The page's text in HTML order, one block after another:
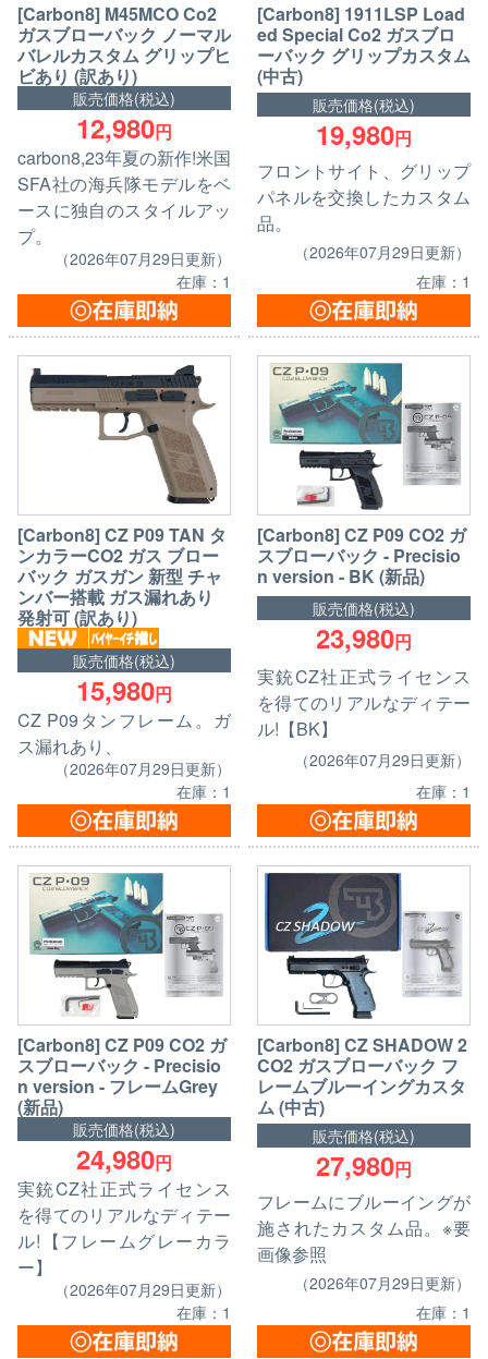
[Carbon8] M45MCO Co2
ガスブローバック ノーマル
バレルカスタム グリップヒ
ビあり (訳あり)
販売価格(税込)
12,980円
carbon8,23年夏の新作!米国
SFA社の海兵隊モデルをベ
ースに独自のスタイルアッ
プ。
（2026年07月29日更新）
在庫：1
[Carbon8] 1911LSP Load
ed Special Co2 ガスブロ
ーバック グリップカスタム
(中古)
販売価格(税込)
19,980円
フロントサイト、グリップ
パネルを交換したカスタム
品。
（2026年07月29日更新）
在庫：1
[Carbon8] CZ P09 TAN タ
ンカラーCO2 ガス ブロー
バック ガスガン 新型 チャ
ンバー搭載 ガス漏れあり
発射可 (訳あり)
販売価格(税込)
15,980円
CZ P09タンフレーム。ガ
ス漏れあり、
（2026年07月29日更新）
在庫：1
[Carbon8] CZ P09 CO2 ガ
スブローバック - Precisio
n version - BK (新品)
販売価格(税込)
23,980円
実銃CZ社正式ライセンス
を得てのリアルなディテー
ル!【BK】
（2026年07月29日更新）
在庫：1
[Carbon8] CZ P09 CO2 ガ
スブローバック - Precisio
n version - フレームGrey
(新品)
販売価格(税込)
24,980円
実銃CZ社正式ライセンス
を得てのリアルなディテー
ル!【フレームグレーカラ
ー】
（2026年07月29日更新）
在庫：1
[Carbon8] CZ SHADOW 2
CO2 ガスブローバック フ
レームブルーイングカスタ
ム (中古)
販売価格(税込)
27,980円
フレームにブルーイングが
施されたカスタム品。※要
画像参照
（2026年07月29日更新）
在庫：1